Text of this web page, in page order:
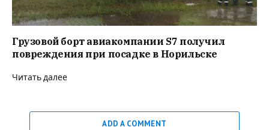
Грузовой борт авиакомпании S7 получил
повреждения при посадке в Норильске
Читать далее
ADD A COMMENT